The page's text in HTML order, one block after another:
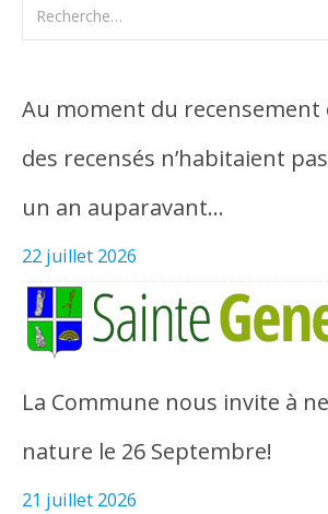
Au moment du recensement
des recensés n’habitaient
un an auparavant…
22 juillet 2026
La Commune nous invite à
nature le 26 Septembre!
21 juillet 2026